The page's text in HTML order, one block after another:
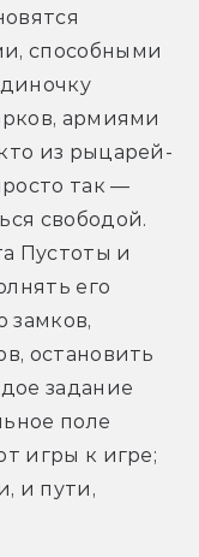
способными
армиями
из рыцарей-
так —
свободой.
Пустоты и
его
замков,
остановить
задание
поле
игры к игре;
и пути,